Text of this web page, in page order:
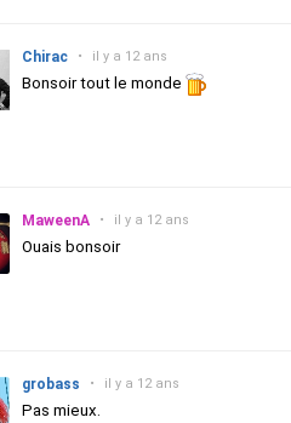
Chirac • il y a 12 ans
Bonsoir tout le monde
MaweenA • il y a 12 ans
Ouais bonsoir
grobass • il y a 12 ans
Pas mieux.